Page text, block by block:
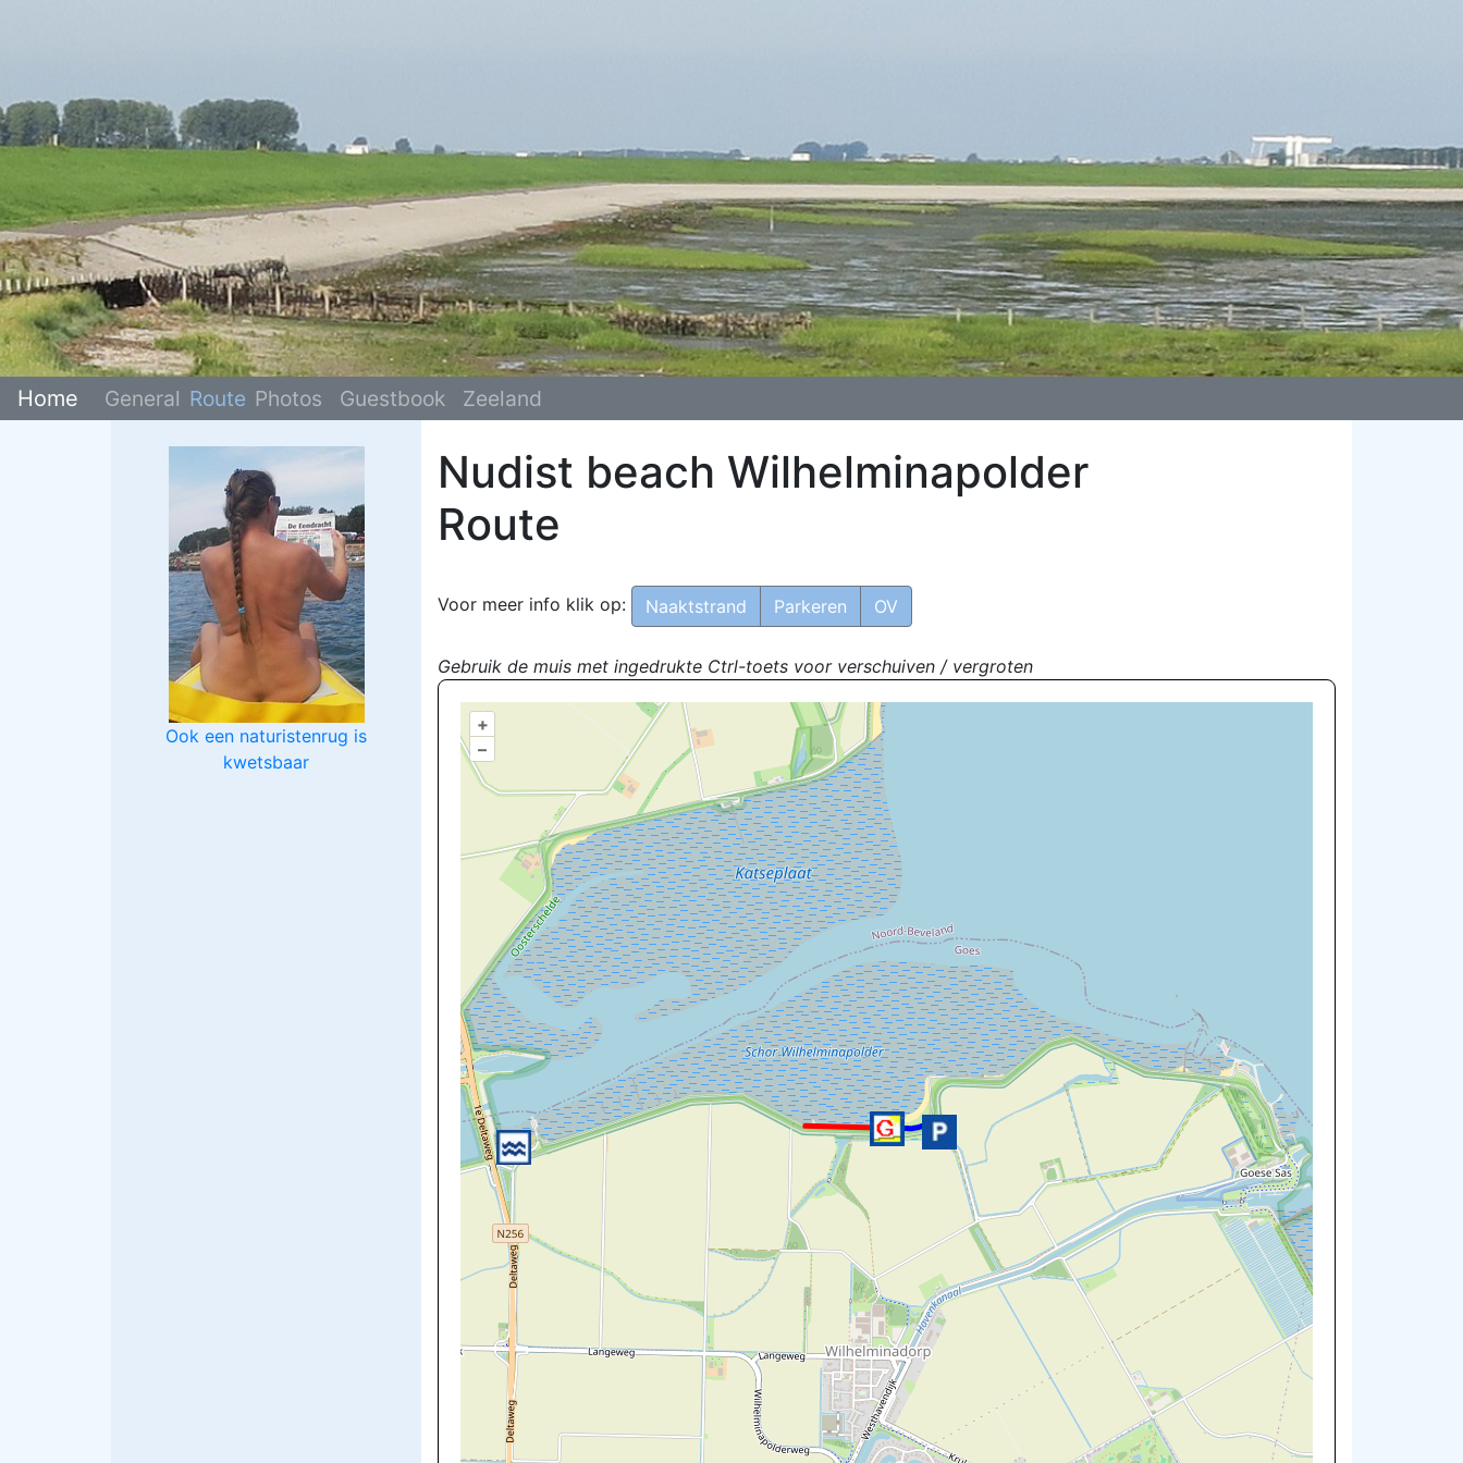
Home General Route Photos Guestbook Zeeland
Ook een naturistenrug is
kwetsbaar
Nudist beach Wilhelminapolder
Route
Voor meer info klik op: Naaktstrand Parkeren OV
Gebruik de muis met ingedrukte Ctrl-toets voor verschuiven / vergroten
+
–